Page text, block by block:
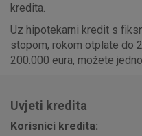
kredita.
Uz hipotekarni kredit s
stopom, rokom otplate do
200.000 eura, možete
Uvjeti kredita
Korisnici kredita: